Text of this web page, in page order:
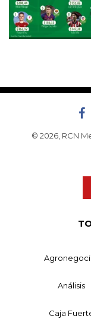
© 2026, RCN
Análisis
Caja